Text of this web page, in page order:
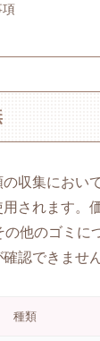
項
収集におい
されます。
の他のゴミに
認できません
種類